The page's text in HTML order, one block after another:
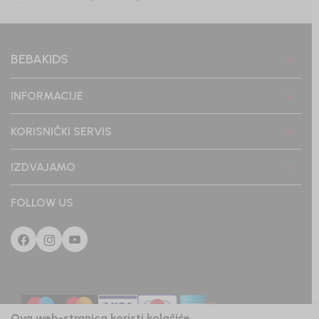
BEBAKIDS
INFORMACIJE
KORISNIČKI SERVIS
IZDVAJAMO
FOLLOW US